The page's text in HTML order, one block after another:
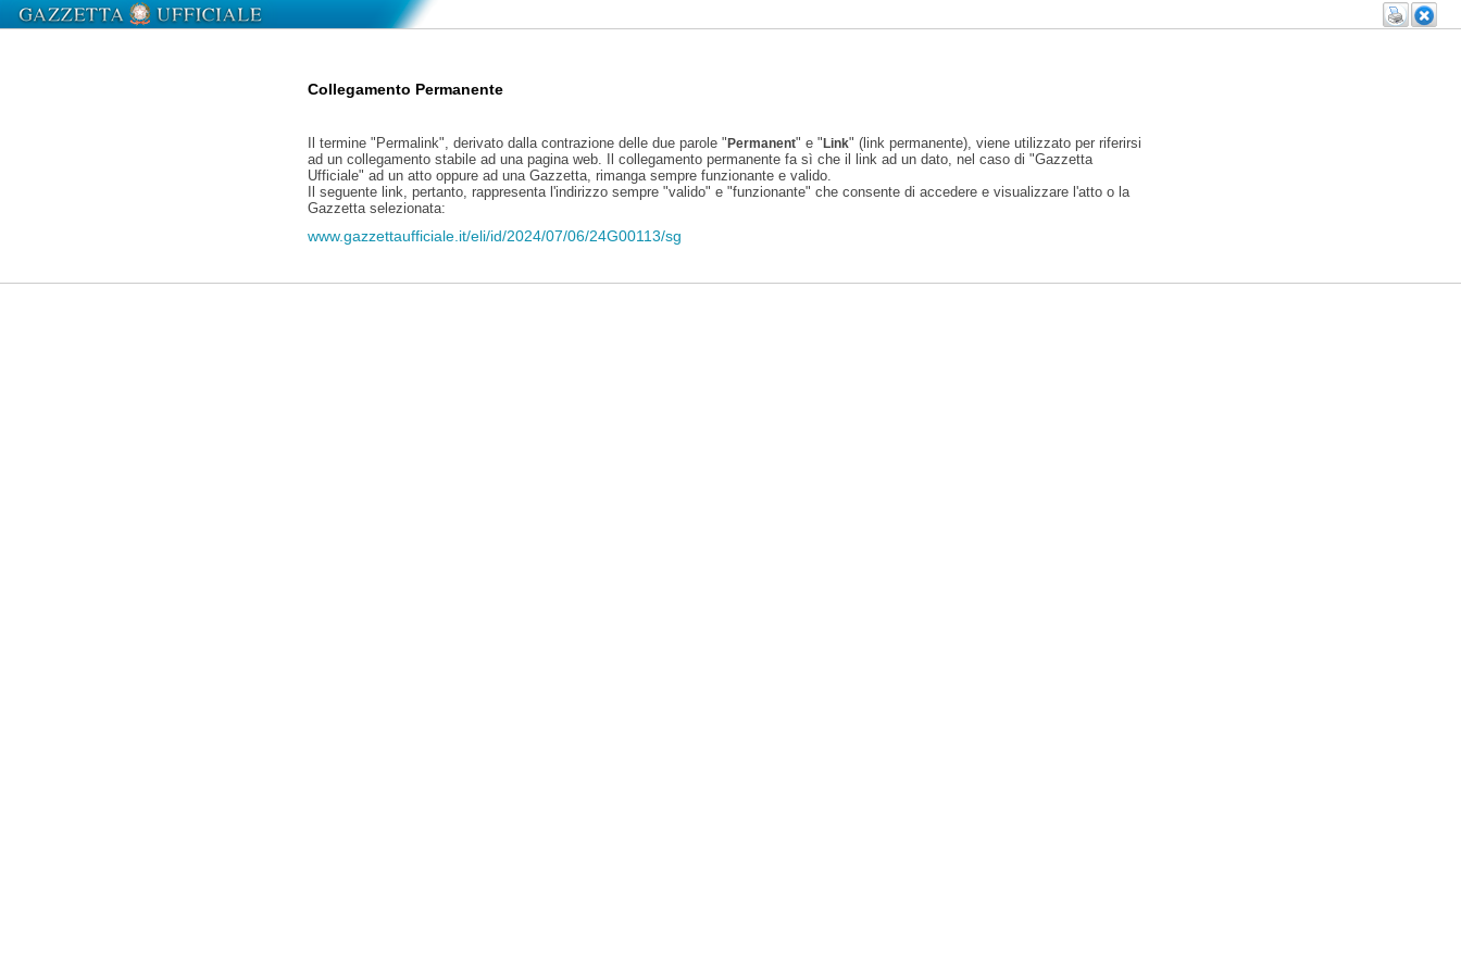
Collegamento Permanente
Il termine "Permalink", derivato dalla contrazione delle due parole "Permanent" e "Link" (link permanente), viene utilizzato per riferirsi
ad un collegamento stabile ad una pagina web. Il collegamento permanente fa sì che il link ad un dato, nel caso di "Gazzetta
Ufficiale" ad un atto oppure ad una Gazzetta, rimanga sempre funzionante e valido.
Il seguente link, pertanto, rappresenta l'indirizzo sempre "valido" e "funzionante" che consente di accedere e visualizzare l'atto o la
Gazzetta selezionata:
www.gazzettaufficiale.it/eli/id/2024/07/06/24G00113/sg